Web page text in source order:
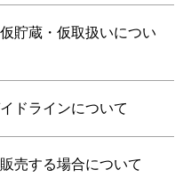
貯蔵・仮取扱いについ
ドラインについて
売する場合について